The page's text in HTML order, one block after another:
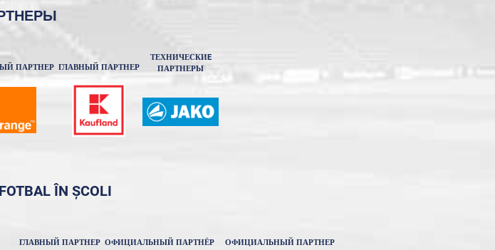
ПАРТНЕР ГЛАВНЫЙ ПАРТНЕР
ТЕХНИЧЕСКИE
ПАРТНЕРЫ
ÎN ȘCOLI
ГЛАВНЫЙ ПАРТНЕР ОФИЦИАЛЬНЫЙ ПАРТНЁР ОФИЦИАЛЬНЫЙ ПАРТНЕР